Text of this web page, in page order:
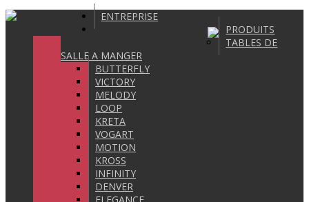
ENTREPRISE
PRODUITS
TABLES DE
SALLE A MANGER
BUTTERFLY
VICTORY
MELODY
LOOP
KRETA
VOGART
MOTION
KROSS
INFINITY
DENVER